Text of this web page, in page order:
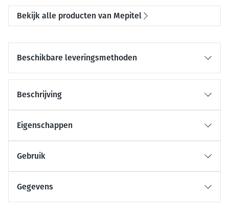
Bekijk alle producten van Mepitel
Beschikbare leveringsmethoden
Beschrijving
Eigenschappen
Gebruik
Gegevens